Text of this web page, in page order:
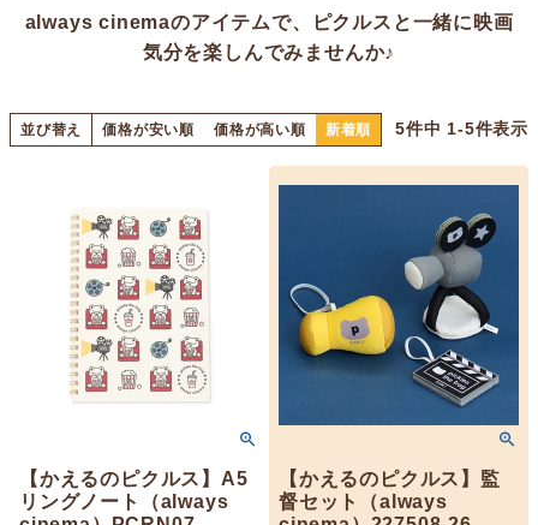
always cinemaのアイテムで、ピクルスと一緒に映画
気分を楽しんでみませんか♪
並び替え 価格が安い順 価格が高い順 新着順 5件中 1-5件表示
【かえるのピクルス】A5
リングノート（always
【かえるのピクルス】監
督セット（always